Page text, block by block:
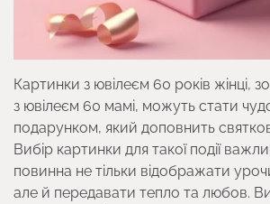
Картинки з ювілеєм 60 років жінці,
з ювілеєм 60 мамі, можуть стати
подарунком, який доповнить
Вибір картинки для такої події
повинна не тільки відображати
але й передавати тепло та любов.